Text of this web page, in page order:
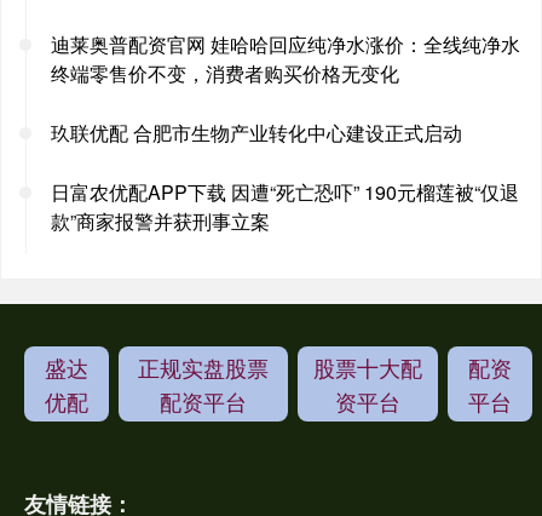
迪莱奥普配资官网 娃哈哈回应纯净水涨价：全线纯净水
终端零售价不变，消费者购买价格无变化
玖联优配 合肥市生物产业转化中心建设正式启动
日富农优配APP下载 因遭“死亡恐吓” 190元榴莲被“仅退
款”商家报警并获刑事立案
盛达
优配
正规实盘股票
配资平台
股票十大配
资平台
配资
平台
友情链接：